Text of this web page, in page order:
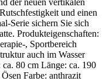
und einen
Serie sichern Sie sich
Produkteigenschaften:
, Sportbereich
auch im Wasser
80 cm Länge: ca. 190
Farbe: anthrazit